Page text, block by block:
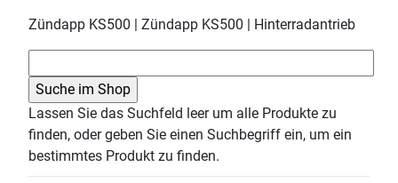
Zündapp KS500 | Zündapp KS500 | Hinterradantrieb
Lassen Sie das Suchfeld leer um alle Produkte zu
finden, oder geben Sie einen Suchbegriff ein, um ein
bestimmtes Produkt zu finden.